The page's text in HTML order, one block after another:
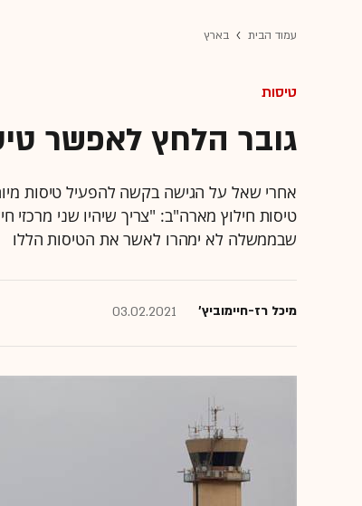
עמוד הבית בארץ
טיסות
גובר הלחץ לאפשר
אחרי שאל על הגישה בקשה להפעיל טיסות
טיסות חילוץ מארה"ב: "צריך שיהיו שני
שבממשלה לא ימהרו לאשר את הטיסות הללו
מיכל רז-חיימוביץ' 03.02.2021